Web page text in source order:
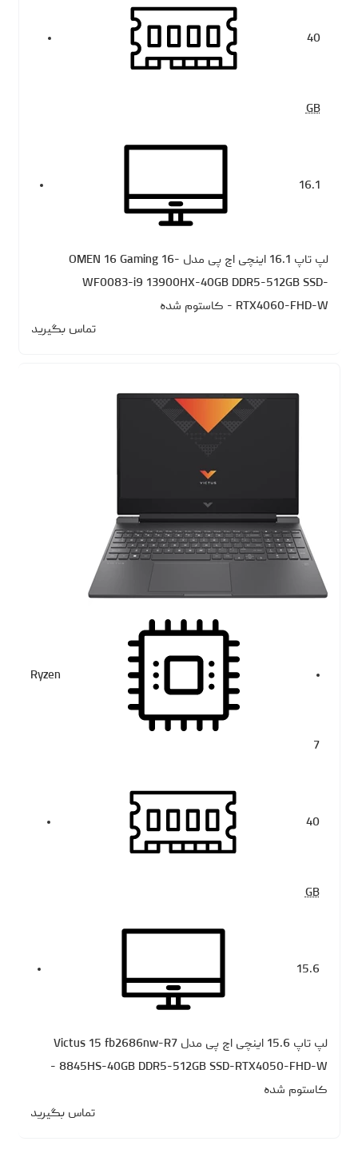
40
GB
16.1
لپ تاپ 16.1 اینچی اچ‌ پی مدل OMEN 16 Gaming 16-
WF0083-i9 13900HX-40GB DDR5-512GB SSD-
RTX4060-FHD-W - کاستوم شده
تماس بگیرید
Ryzen
7
40
GB
15.6
لپ تاپ 15.6 اینچی اچ‌ پی مدل Victus 15 fb2686nw-R7
8845HS-40GB DDR5-512GB SSD-RTX4050-FHD-W -
کاستوم شده
تماس بگیرید